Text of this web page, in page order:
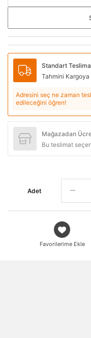
Standart
Tahmini Kargoya
Adresini seç ne zaman
edileceğini öğren!
Mağazadan
Bu teslimat
Adet
Favorilerime Ekle